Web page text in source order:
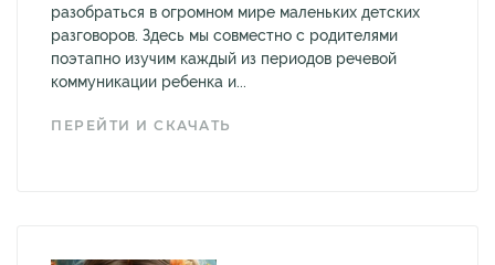
разобраться в огромном мире маленьких детских
разговоров. Здесь мы совместно с родителями
поэтапно изучим каждый из периодов речевой
коммуникации ребенка и...
ПЕРЕЙТИ И СКАЧАТЬ